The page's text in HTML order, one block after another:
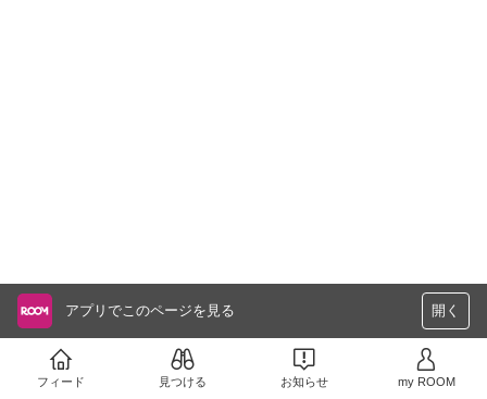
アプリでこのページを見る 開く
フィード 見つける お知らせ my ROOM